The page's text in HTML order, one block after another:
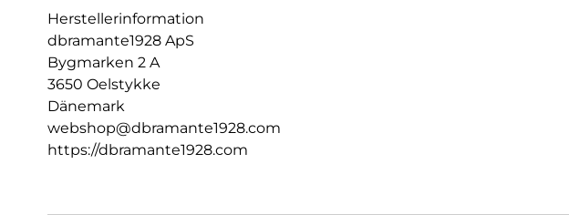
Herstellerinformation
dbramante1928 ApS
Bygmarken 2 A
3650 Oelstykke
Dänemark
webshop@dbramante1928.com
https://dbramante1928.com